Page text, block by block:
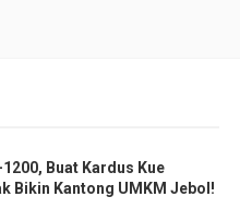
Buat Kardus Kue
Bikin Kantong UMKM Jebol!